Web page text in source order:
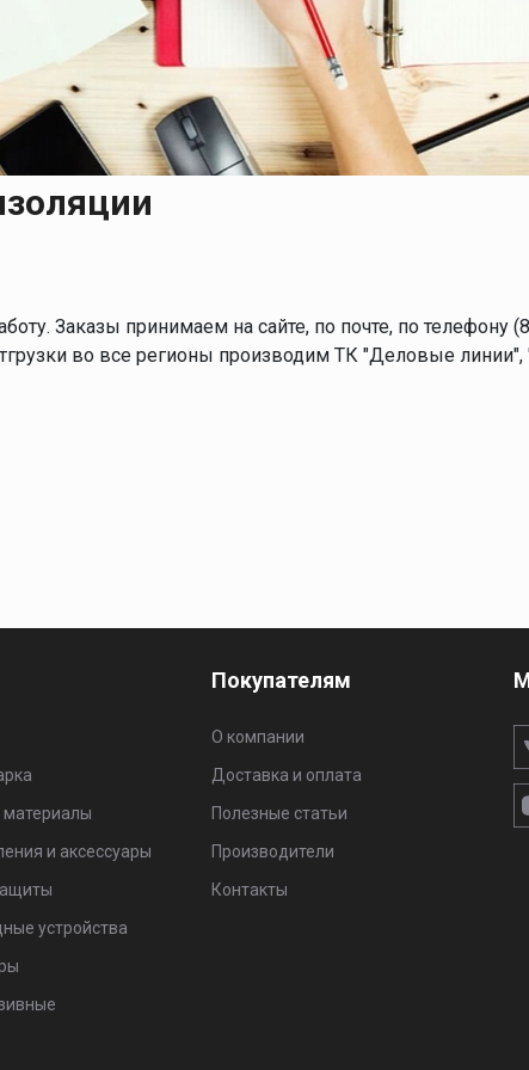
масок
Спецодежда
Круги лепестковые и
шлифовальные
Заказы принимаем на сайте, по почте, по телефону
во все регионы производим ТК "Деловые
и аксессуары
устройства
Покупателям
О компании
Доставка и оплата
Полезные статьи
Производители
Контакты